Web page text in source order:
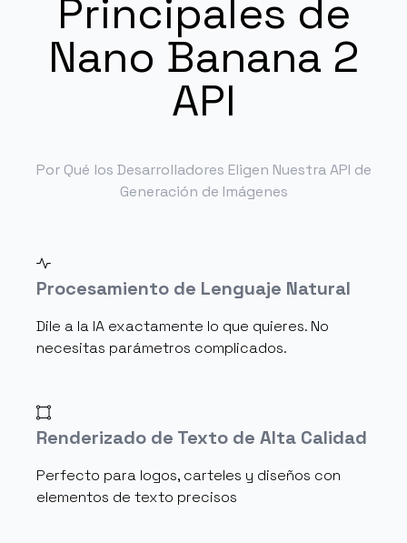
Principales de
Nano Banana 2
API
Por Qué los Desarrolladores Eligen Nuestra API de
Generación de Imágenes
Procesamiento de Lenguaje Natural
Dile a la IA exactamente lo que quieres. No
necesitas parámetros complicados.
Renderizado de Texto de Alta Calidad
Perfecto para logos, carteles y diseños con
elementos de texto precisos